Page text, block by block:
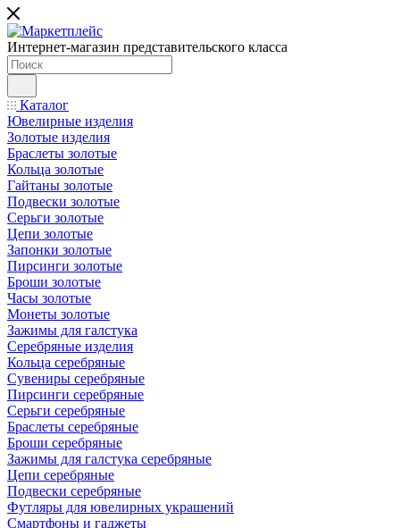
Интернет-магазин представительского класса
Каталог
Ювелирные изделия
Золотые изделия
Браслеты золотые
Кольца золотые
Гайтаны золотые
Подвески золотые
Серьги золотые
Цепи золотые
Запонки золотые
Пирсинги золотые
Броши золотые
Часы золотые
Монеты золотые
Зажимы для галстука
Серебряные изделия
Кольца серебряные
Сувениры серебряные
Пирсинги серебряные
Серьги серебряные
Браслеты серебряные
Броши серебряные
Зажимы для галстука серебряные
Цепи серебряные
Подвески серебряные
Футляры для ювелирных украшений
Смартфоны и гаджеты